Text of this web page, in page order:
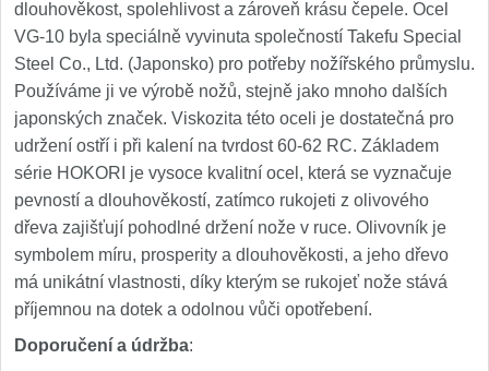
dlouhověkost, spolehlivost a zároveň krásu čepele. Ocel
VG-10 byla speciálně vyvinuta společností Takefu Special
Steel Co., Ltd. (Japonsko) pro potřeby nožířského průmyslu.
Používáme ji ve výrobě nožů, stejně jako mnoho dalších
japonských značek. Viskozita této oceli je dostatečná pro
udržení ostří i při kalení na tvrdost 60-62 RC. Základem
série HOKORI je vysoce kvalitní ocel, která se vyznačuje
pevností a dlouhověkostí, zatímco rukojeti z olivového
dřeva zajišťují pohodlné držení nože v ruce. Olivovník je
symbolem míru, prosperity a dlouhověkosti, a jeho dřevo
má unikátní vlastnosti, díky kterým se rukojeť nože stává
příjemnou na dotek a odolnou vůči opotřebení.
Doporučení a údržba: